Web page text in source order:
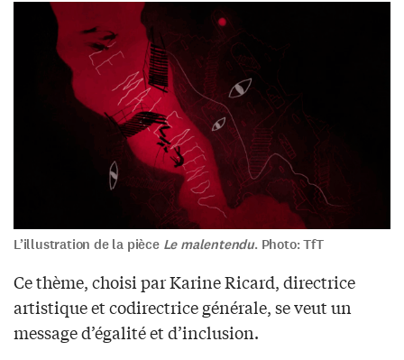
L’illustration de la pièce Le malentendu. Photo: TfT
Ce thème, choisi par Karine Ricard, directrice
artistique et codirectrice générale, se veut un
message d’égalité et d’inclusion.